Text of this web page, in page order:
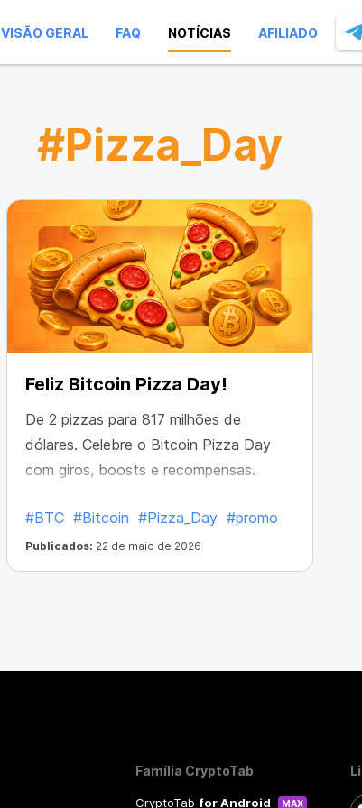
VISÃO GERAL FAQ NOTÍCIAS AFILIADO
#Pizza_Day
Feliz Bitcoin Pizza Day!
De 2 pizzas para 817 milhões de
dólares. Celebre o Bitcoin Pizza Day
com giros, boosts e recompensas.
#BTC #Bitcoin #Pizza_Day #promo
Publicados: 22 de maio de 2026
Família CryptoTab
CryptoTab for Android MAX